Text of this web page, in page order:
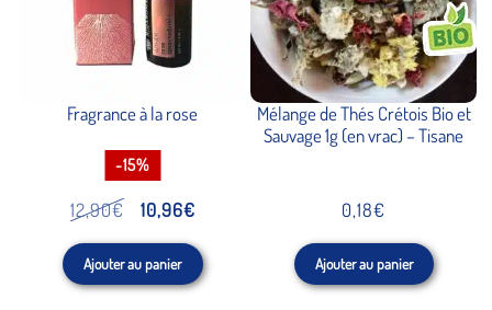
-15%
Fragrance à la rose
12,90€
Le
prix
initial
était :
10,96€Le
prix
actuel
Ajouter au panier
Mélange de Thés Crétois Bio et
Sauvage 1g (en vrac) – Tisane
0,18€
Ajouter au panier